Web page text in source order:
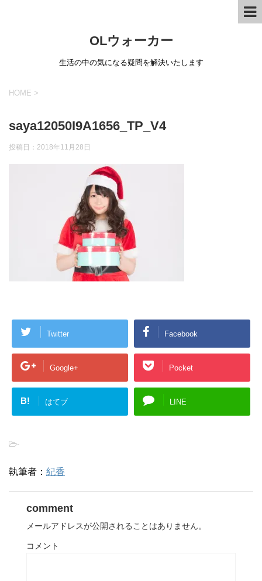
OLウォーカー
生活の中の気になる疑問を解決いたします
HOME >
saya12050I9A1656_TP_V4
投稿日： 2018年11月28日
Twitter Facebook
Google+ Pocket
B! はてブ LINE
-
執筆者： 紀香
comment
メールアドレスが公開されることはありません。
コメント